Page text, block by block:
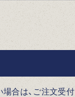
場合は、ご注文受付